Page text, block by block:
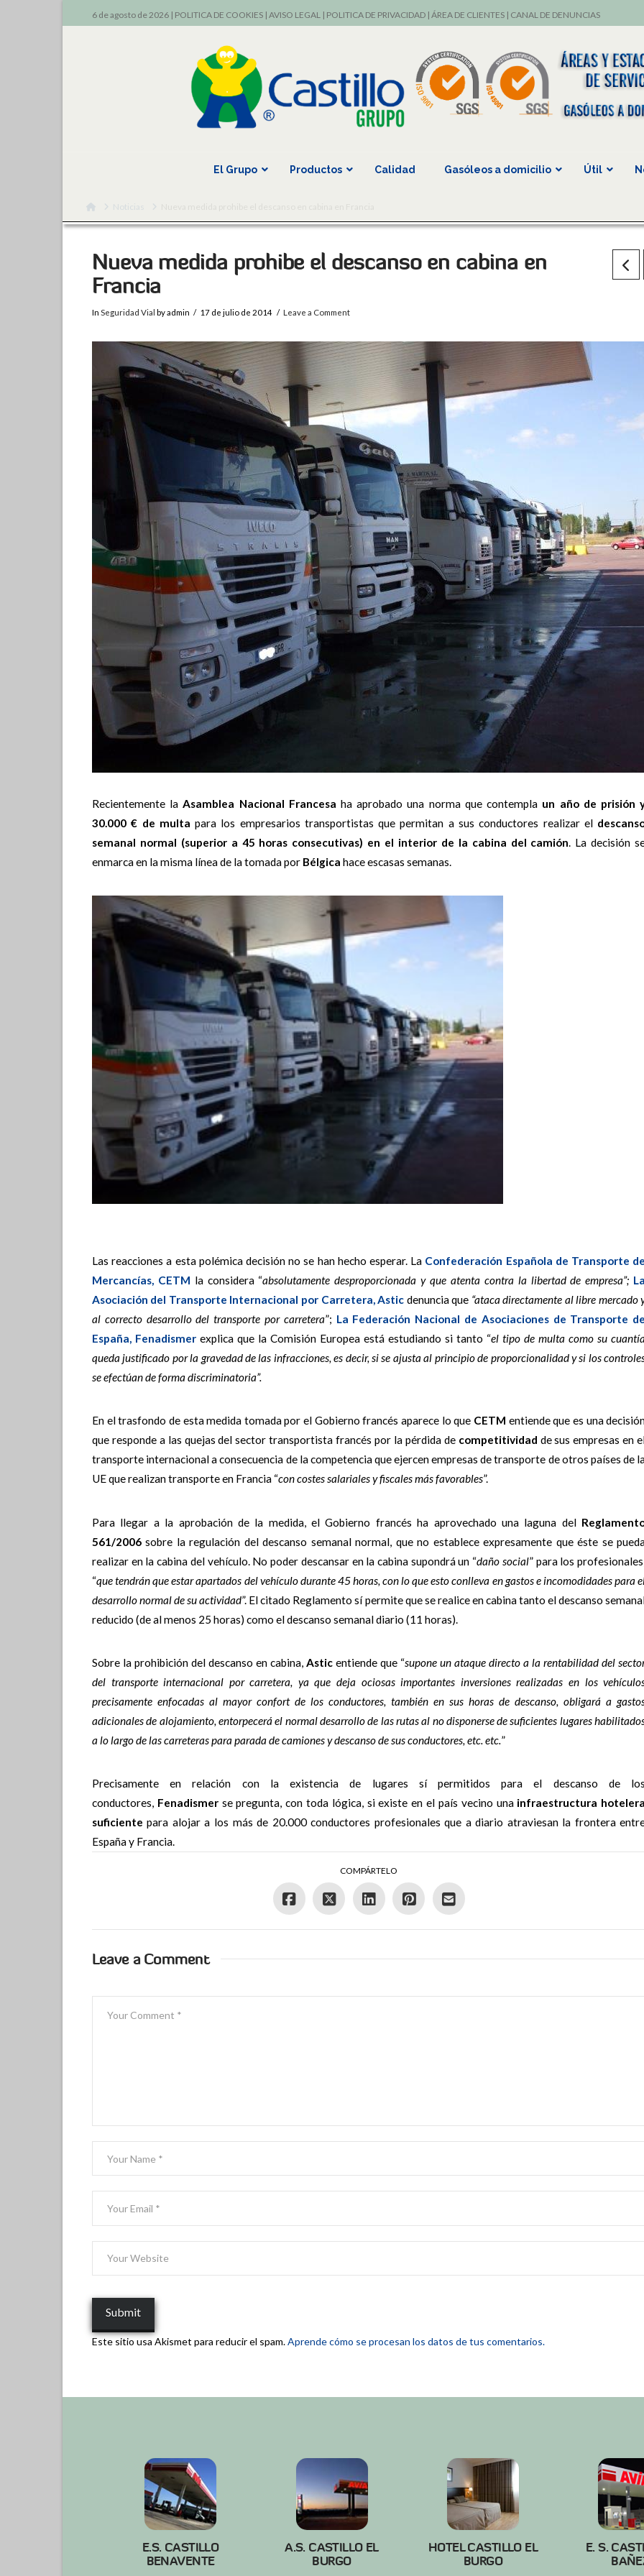
6 de agosto de 2026 | POLITICA DE COOKIES| AVISO LEGAL| POLITICA DE PRIVACIDAD| ÁREA DE CLIENTES| CANAL DE DENUNCIAS
El Grupo Productos Calidad Gasóleos a domicilio Útil
HomeNoticias
Nueva medida prohibe el descanso en cabina en
Francia
In Seguridad Vial by admin 17 de julio de 2014 Leave a Comment
Recientemente laAsamblea Nacional Francesa ha aprobado una norma que contempla un año de prisión
30.000 € de multa para los empresarios transportistas que permitan a sus conductores realizar el
semanal normal (superior a 45 horas consecutivas) en el interior de la cabina del camión. La decisión
enmarca en la misma línea de la tomada por Bélgica hace escasas semanas.
Las reacciones a esta polémica decisión no se han hecho esperar. La Confederación Española de Transporte de
Mercancías, CETM la considera “absolutamente desproporcionada y que atenta contra la libertad de empresa”; La
Asociación del Transporte Internacional por Carretera, Astic denuncia que “ataca directamente al libre mercado
al correcto desarrollo del transporte por carretera”; La Federación Nacional de Asociaciones de Transporte de
España, Fenadismer explica que la Comisión Europea está estudiando si tanto “el tipo de multa como su
queda justificado por la gravedad de las infracciones, es decir, si se ajusta al principio de proporcionalidad y si los
se efectúan de forma discriminatoria”.
En el trasfondo de esta medida tomada por el Gobierno francés aparece lo que CETM entiende que es una
que responde a las quejas del sector transportista francés por la pérdida de competitividad de sus empresas en
transporte internacional a consecuencia de la competencia que ejercen empresas de transporte de otros países de
UE que realizan transporte en Francia “con costes salariales y fiscales más favorables”.
Para llegar a la aprobación de la medida, el Gobierno francés ha aprovechado una laguna del
561/2006sobre la regulación del descanso semanal normal, que no establece expresamente que éste se
realizar en la cabina del vehículo. No poder descansar en la cabina supondrá un “daño social” para los profesionales,
“que tendrán que estar apartados del vehículo durante 45 horas, con lo que esto conlleva en gastos e incomodidades para
desarrollo normal de su actividad”. El citado Reglamento sí permite que se realice en cabina tanto el descanso
reducido (de al menos 25 horas) como el descanso semanal diario (11 horas).
Sobre la prohibición del descanso en cabina,Astic entiende que “supone un ataque directo a la rentabilidad del
del transporte internacional por carretera, ya que deja ociosas importantes inversiones realizadas en los
precisamente enfocadas al mayor confort de los conductores, también en sus horas de descanso, obligará a
adicionales de alojamiento, entorpecerá el normal desarrollo de las rutas al no disponerse de suficientes lugares
a lo largo de las carreteras para parada de camiones y descanso de sus conductores, etc. etc.”
Precisamente en relación con la existencia de lugares sí permitidos para el descanso de los
conductores, Fenadismerse pregunta, con toda lógica, si existe en el país vecino una infraestructura hotelera
suficiente para alojar a los más de 20.000 conductores profesionales que a diario atraviesan la frontera
España y Francia.
COMPÁRTELO
Leave a Comment
Este sitio usa Akismet para reducir el spam.Aprende cómo se procesan los datos de tus comentarios.
E.S. CASTILLO
BENAVENTE
A.S. CASTILLO EL
BURGO
HOTEL CASTILLO EL
BURGO
E. S.